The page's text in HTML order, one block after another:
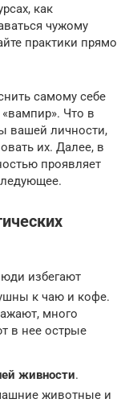
как
чужому
практики прямо
самому себе
Что в
вашей личности,
их. Далее, в
проявляет
избегают
к чаю и кофе.
много
в нее острые
живности.
животные и